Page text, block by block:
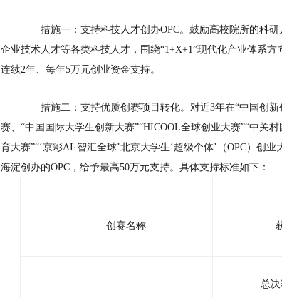
措施一：支持科技人才创办OPC。鼓励高校院所的科
企业技术人才等各类科技人才，围绕“1+X+1”现代化产业体系方
连续2年、每年5万元创业资金支持。
措施二：支持优质创赛项目转化。对近3年在“中国创
赛、“中国国际大学生创新大赛”“HICOOL全球创业大赛”“中关
育大赛”“‘京彩AI·智汇全球’北京大学生‘超级个体’（OPC）创业
海淀创办的OPC，给予最高50万元支持。 具体支持标准如下：
创赛名称
总决